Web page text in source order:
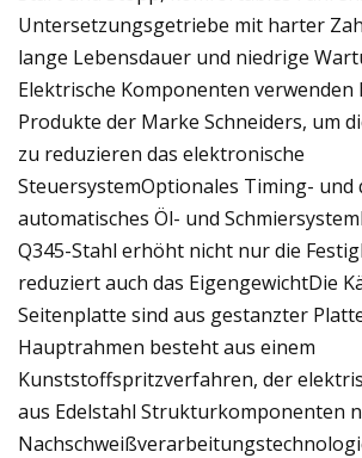
Untersetzungsgetriebe mit harter
lange Lebensdauer und niedrige
Elektrische Komponenten verwenden
Produkte der Marke Schneiders, um
zu reduzieren das elektronische
SteuersystemOptionales Timing- und
automatisches Öl- und
Q345-Stahl erhöht nicht nur die
reduziert auch das EigengewichtDie
Seitenplatte sind aus gestanzter
Hauptrahmen besteht aus einem
Kunststoffspritzverfahren, der
aus Edelstahl Strukturkomponenten